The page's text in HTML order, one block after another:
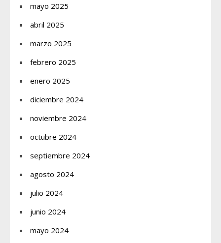
mayo 2025
abril 2025
marzo 2025
febrero 2025
enero 2025
diciembre 2024
noviembre 2024
octubre 2024
septiembre 2024
agosto 2024
julio 2024
junio 2024
mayo 2024